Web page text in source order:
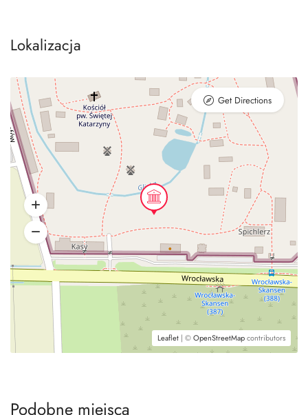
Lokalizacja
Leaflet | ©OpenStreetMapcontributors
Get Directions
Podobne miejsca